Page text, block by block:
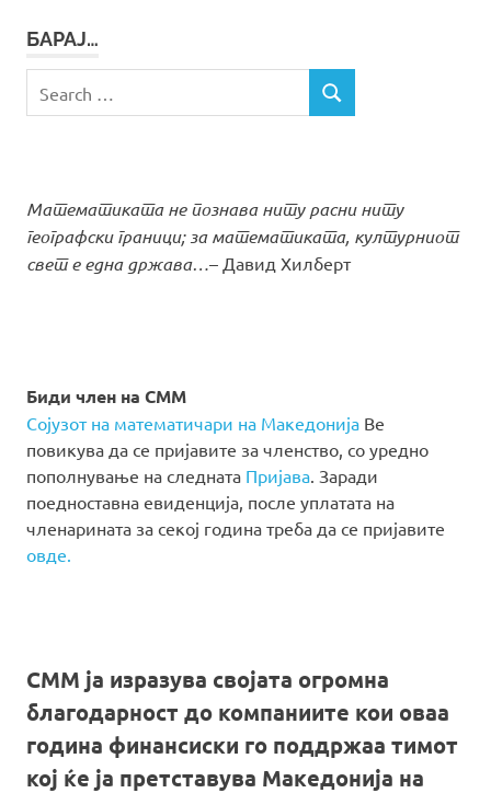
БАРАЈ…
for:
SEARCH
Математиката не познава ниту расни ниту
географски граници; за математиката, културниот
свет е една држава…– Давид Хилберт
Биди член на СММ
Сојузот на математичари на Македонија Ве
повикува да се пријавите за членство, со уредно
пополнување на следната Пријава . Заради
поедноставна евиденција, после уплатата на
членарината за секој година треба да се пријавите
овде.
СММ ја изразува својата огромна
благодарност до компаниите кои оваа
година финансиски го поддржаа тимот
кој ќе ја претставува Македонија на